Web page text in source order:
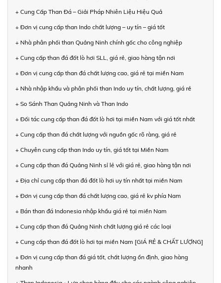
+ Cung Cấp Than Đá – Giải Pháp Nhiên Liệu Hiệu Quả
+ Đơn vị cung cấp than Indo chất lượng – uy tín – giá tốt
+ Nhà phân phối than Quảng Ninh chính gốc cho công nghiệp
+ Cung cấp than đá đốt lò hơi SLL, giá rẻ, giao hàng tận nơi
+ Đơn vị cung cấp than đá chất lượng cao, giá rẻ tại miền Nam
+ Nhà nhập khẩu và phân phối than Indo uy tín, chất lượng, giá rẻ
+ So Sánh Than Quảng Ninh và Than Indo
+ Đối tác cung cấp than đá đốt lò hơi tại miền Nam với giá tốt nhất
+ Cung cấp than đá chất lượng với nguồn gốc rõ ràng, giá rẻ
+ Chuyên cung cấp than Indo uy tín, giá tốt tại Miền Nam
+ Cung cấp than đá Quảng Ninh sỉ lẻ với giá rẻ, giao hàng tận nơi
+ Địa chỉ cung cấp than đá đốt lò hơi uy tín nhất tại miền Nam
+ Đơn vị cung cấp than đá chất lượng cao, giá rẻ kv phía Nam
+ Bán than đá Indonesia nhập khẩu giá rẻ tại miền Nam
+ Cung cấp than đá Quảng Ninh chất lượng giá rẻ các loại
+ Cung cấp than đá đốt lò hơi tại miền Nam [GIÁ RẺ & CHẤT LƯỢNG]
+ Đơn vị cung cấp than đá giá tốt, chất lượng ổn định, giao hàng
nhanh